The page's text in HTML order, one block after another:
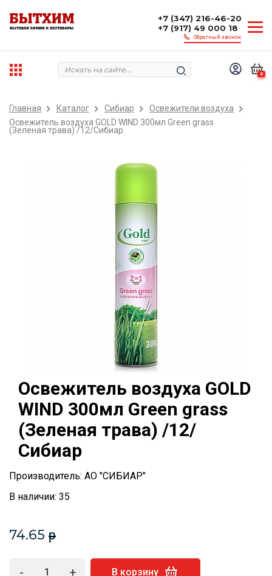
+7 (347) 216-46-20
+7 (917) 49 000 18
Обратный звонок
0
Главная Каталог Сибиар
Освежители воздуха
Освежитель воздуха GOLD WIND 300мл Green grass
(Зеленая трава) /12/Сибиар
Освежитель воздуха GOLD
WIND 300мл Green grass
(Зеленая трава) /12/
Сибиар
Производитель: АО "СИБИАР"
В наличии: 35
74.65 p
- + В корзину